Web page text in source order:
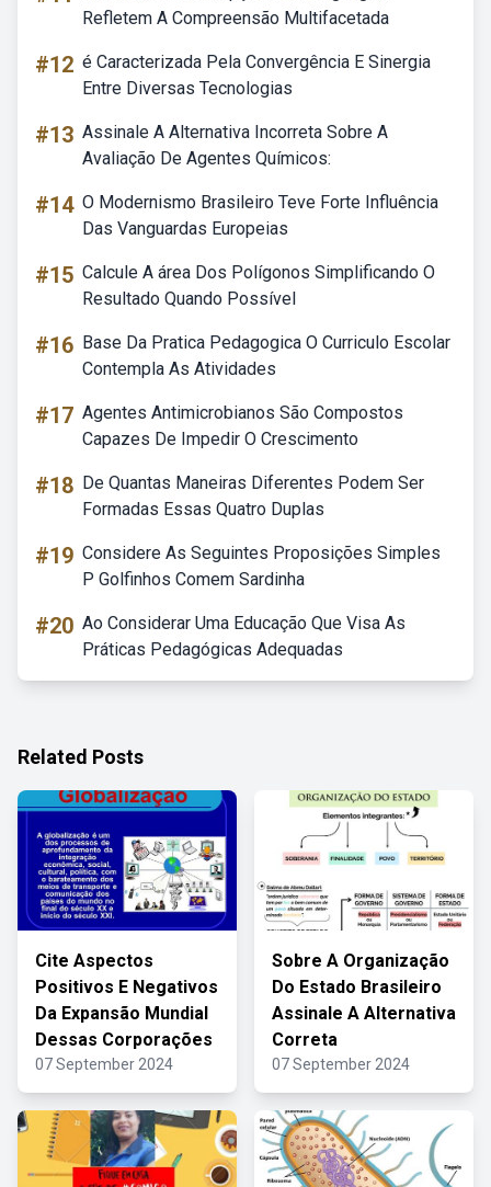
Refletem A Compreensão Multifacetada
#12 é Caracterizada Pela Convergência E Sinergia
Entre Diversas Tecnologias
#13 Assinale A Alternativa Incorreta Sobre A
Avaliação De Agentes Químicos:
#14 O Modernismo Brasileiro Teve Forte Influência
Das Vanguardas Europeias
#15 Calcule A área Dos Polígonos Simplificando O
Resultado Quando Possível
#16 Base Da Pratica Pedagogica O Curriculo Escolar
Contempla As Atividades
#17 Agentes Antimicrobianos São Compostos
Capazes De Impedir O Crescimento
#18 De Quantas Maneiras Diferentes Podem Ser
Formadas Essas Quatro Duplas
#19 Considere As Seguintes Proposições Simples
P Golfinhos Comem Sardinha
#20 Ao Considerar Uma Educação Que Visa As
Práticas Pedagógicas Adequadas
Related Posts
Cite Aspectos
Positivos E Negativos
Da Expansão Mundial
Dessas Corporações
07 September 2024
Sobre A Organização
Do Estado Brasileiro
Assinale A Alternativa
Correta
07 September 2024